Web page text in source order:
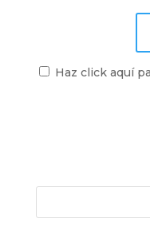
Haz click aquí